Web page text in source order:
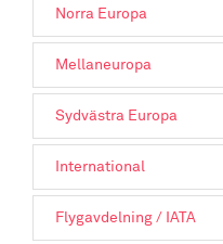
Norra Europa
Mellaneuropa
Sydvästra Europa
International
Flygavdelning / IATA